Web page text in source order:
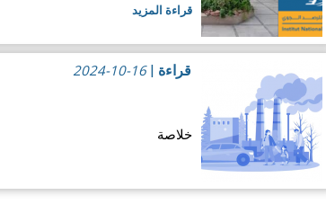
قراءة المزيد
قراءة |
2024-10-16
خلاصة
والبحري بإصدار تقرير إلكتروني